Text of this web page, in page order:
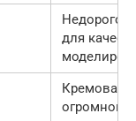
Недорогой
для
Кремовая
огромной